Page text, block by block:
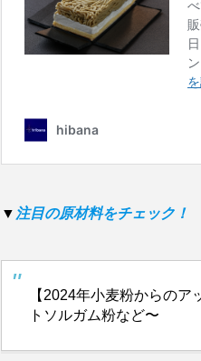
▼ 注目の原材料をチェック！
【2024年小麦粉からの
トソルガム粉など〜